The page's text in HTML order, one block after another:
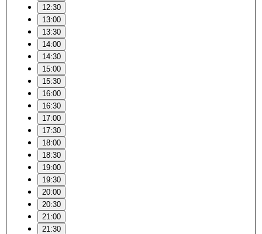
12:30
13:00
13:30
14:00
14:30
15:00
15:30
16:00
16:30
17:00
17:30
18:00
18:30
19:00
19:30
20:00
20:30
21:00
21:30